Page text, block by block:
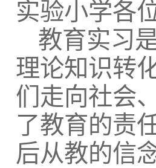
实验小学各
教育实习
理论知识转
们走向社会
了教育的责
后从教的信